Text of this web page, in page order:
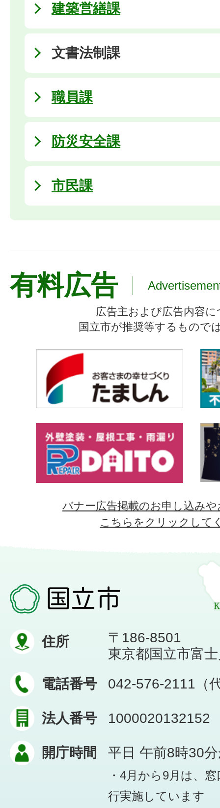
建築営繕課
文書法制課
職員課
防災安全課
市民課
有料広告
広告主および広告内容
国立市が推奨等するもので
バナー広告掲載のお申し込み
こちらをクリックして
住所
〒186-8501
東京都国立市富
電話番号
042-576-2111（
法人番号 1000020132152
開庁時間 平日 午前8時30
・4月から9月は、
行実施しています